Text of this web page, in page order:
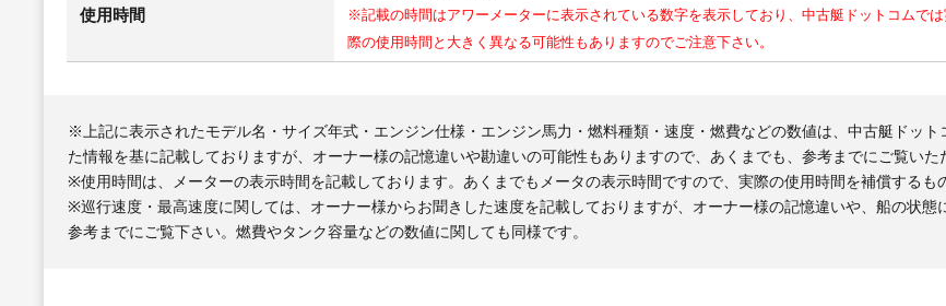
使用時間
※記載の時間はアワーメーターに表示されている数字を表示しており、中古艇ドットコムで
際の使用時間と大きく異なる可能性もありますのでご注意下さい。
※上記に表示されたモデル名・サイズ年式・エンジン仕様・エンジン馬力・燃料種類・速度・燃費などの数値は、中古艇ドッ
た情報を基に記載しておりますが、オーナー様の記憶違いや勘違いの可能性もありますので、あくまでも、参考までにご覧いた
※使用時間は、メーターの表示時間を記載しております。あくまでもメータの表示時間ですので、実際の使用時間を補償するも
※巡行速度・最高速度に関しては、オーナー様からお聞きした速度を記載しておりますが、オーナー様の記憶違いや、船の状
参考までにご覧下さい。燃費やタンク容量などの数値に関しても同様です。